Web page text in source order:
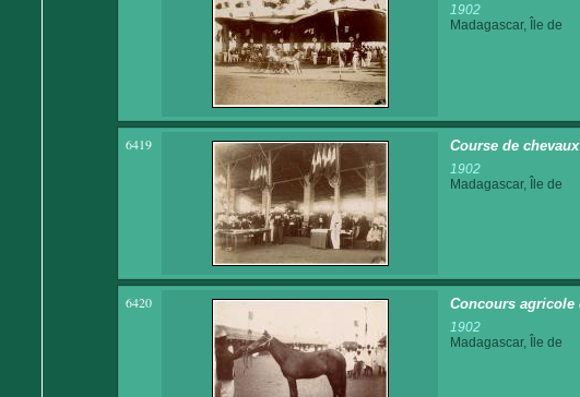
1902
Madagascar, Île de
6419 Course de
1902
Madagascar, Île de
6420 Concours agricole
1902
Madagascar, Île de